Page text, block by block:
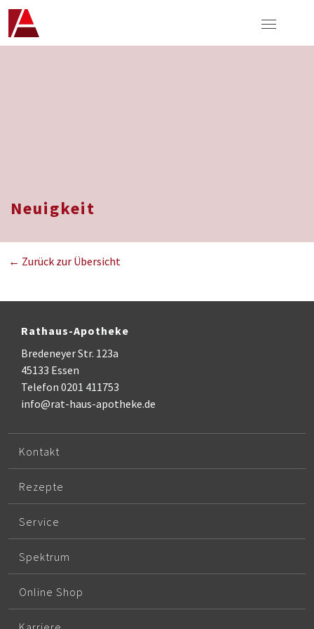
Neuigkeit
← Zurück zur Übersicht
Rathaus-Apotheke
Bredeneyer Str. 123a
45133 Essen
Telefon 0201 411753
info@rat-haus-apotheke.de
Kontakt
Rezepte
Service
Spektrum
Online Shop